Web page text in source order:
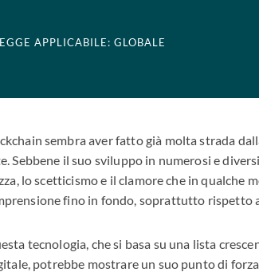
APPLICABILE: GLOBALE
sembra aver fatto già molta strada
Sebbene il suo sviluppo in numerosi e
lo scetticismo e il clamore che in qualche
fino in fondo, soprattutto rispetto
tecnologia, che si basa su una lista
potrebbe mostrare un suo punto di